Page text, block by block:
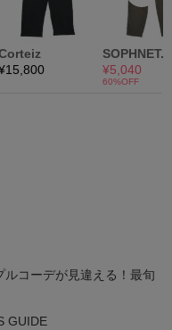
ルコーデが見違える！最旬
GUIDE